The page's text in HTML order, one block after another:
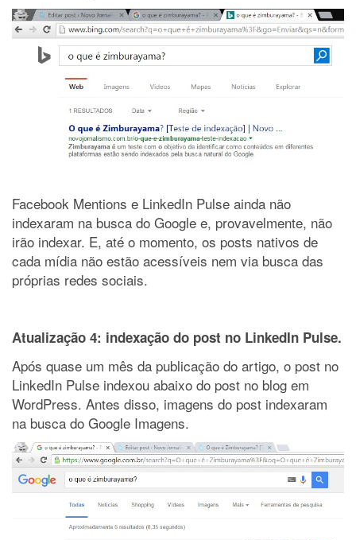
Facebook Mentions e LinkedIn Pulse ainda não
indexaram na busca do Google e, provavelmente, não
irão indexar. E, até o momento, os posts nativos de
cada mídia não estão acessíveis nem via busca das
próprias redes sociais.
Atualização 4: indexação do post no LinkedIn Pulse.
Após quase um mês da publicação do artigo, o post no
LinkedIn Pulse indexou abaixo do post no blog em
WordPress. Antes disso, imagens do post indexaram
na busca do Google Imagens.